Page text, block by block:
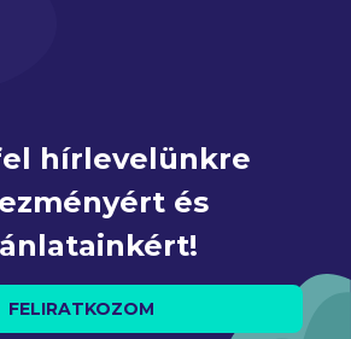
hírlevelünkre
és
FELIRATKOZOM